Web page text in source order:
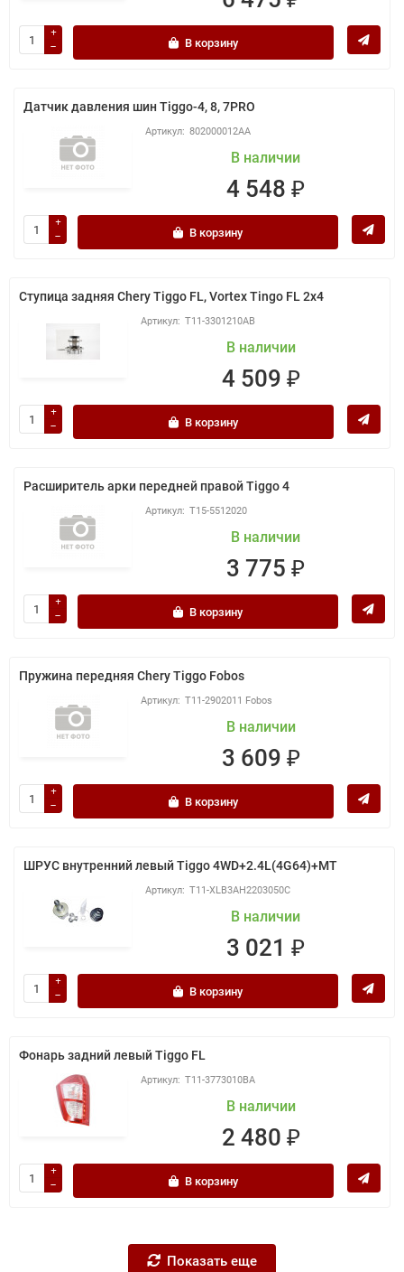
В корзину
Датчик давления шин Tiggo-4, 8, 7PRO
802000012AA
В наличии
4 548 ₽
В корзину
Ступица задняя Chery Tiggo FL, Vortex Tingo FL 2x4
T11-3301210AB
В наличии
4 509 ₽
В корзину
Расширитель арки передней правой Tiggo 4
T15-5512020
В наличии
3 775 ₽
В корзину
Пружина передняя Chery Tiggo Fobos
T11-2902011 Fobos
В наличии
3 609 ₽
В корзину
ШРУС внутренний левый Tiggo 4WD+2.4L(4G64)+MT
T11-XLB3AH2203050C
В наличии
3 021 ₽
В корзину
Фонарь задний левый Tiggo FL
T11-3773010BA
В наличии
2 480 ₽
В корзину
Показать еще